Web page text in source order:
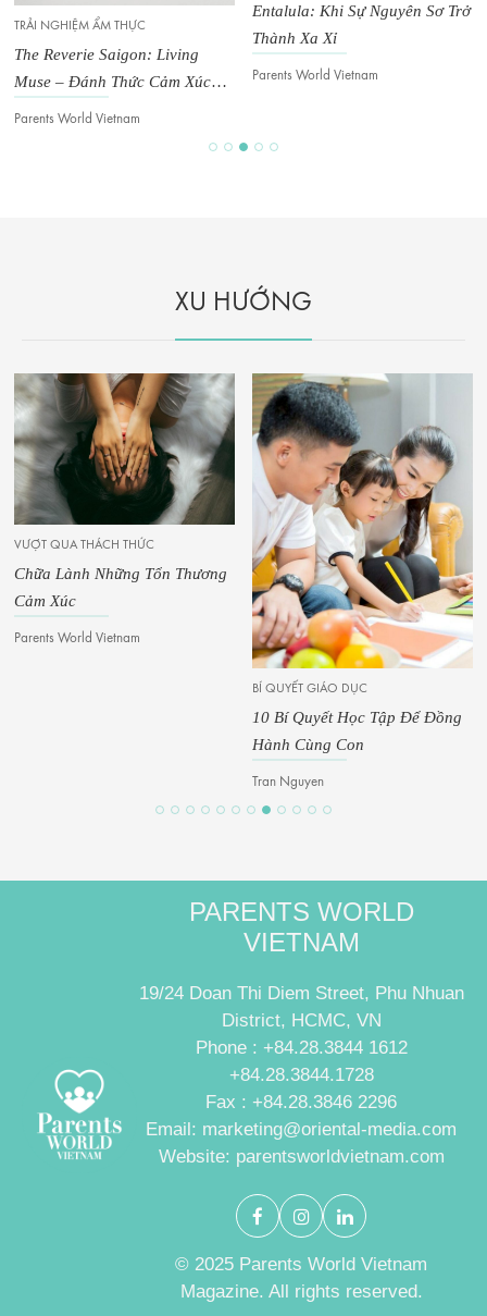
TRẢI NGHIỆM ẨM THỰC
The Reverie Saigon: Living
Muse – Đánh Thức Cảm Xúc
Trong Không Gian Đương Đại
Parents World Vietnam
Entalula: Khi Sự Nguyên Sơ Trở
Thành Xa Xỉ
Parents World Vietnam
XU HƯỚNG
VƯỢT QUA THÁCH THỨC
Chữa Lành Những Tổn Thương
Cảm Xúc
Parents World Vietnam
BÍ QUYẾT GIÁO DỤC
10 Bí Quyết Học Tập Để Đồng
Hành Cùng Con
Tran Nguyen
PARENTS WORLD
VIETNAM
19/24 Doan Thi Diem Street, Phu Nhuan
District, HCMC, VN
Phone : +84.28.3844 1612
+84.28.3844.1728
Fax : +84.28.3846 2296
Email: marketing@oriental-media.com
Website: parentsworldvietnam.com
© 2025 Parents World Vietnam
Magazine. All rights reserved.